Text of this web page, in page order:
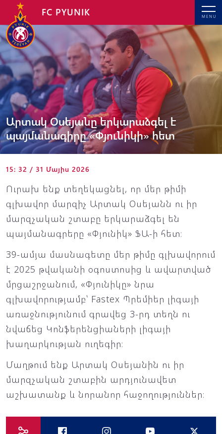
MENU
FC PYUNIK
Արտակ Օսեյանը երկարաձգել է
պայմանագիրը «Փյունիկի» հետ
15: 32 / 31 Մայիս 2026
Ուրախ ենք տեղեկացնել, որ մեր թիմի
գլխավոր մարզիչ Արտակ Օսեյանն ու իր
մարզչական շտաբը երկարաձգել են
պայմանագրերը «Փյունիկ» ՖԱ-ի հետ։
39-ամյա մասնագետը մեր թիմը գլխավորում
է 2025 թվականի օգոստոսից և ավարտված
մրցաշրջանում, «Փյունիկը» նրա
գլխավորությամբ՝ Fastex Պրեմիեր լիգայի
առաջնությունում գրավեց 3-րդ տեղն ու
նվաճեց Կոնֆերենցիաների լիգայի
խաղարկության ուղեգիր։
Մաղթում ենք Արտակ Օսեյանին ու իր
մարզչական շտաբին արդյունավետ
աշխատանք և նորանոր հաջողություններ։